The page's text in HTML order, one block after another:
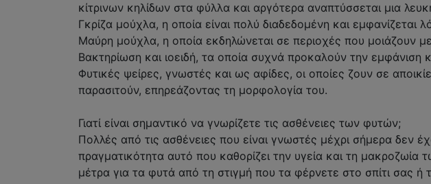
κίτρινων κηλίδων στα φύλλα και αργότερα αναπτύσσεται μια
Γκρίζα μούχλα, η οποία είναι πολύ διαδεδομένη και εμφανίζεται
Μαύρη μούχλα, η οποία εκδηλώνεται σε περιοχές που μοιάζουν
Βακτηρίωση και ιοειδή, τα οποία συχνά προκαλούν την
Φυτικές ψείρες, γνωστές και ως αφίδες, οι οποίες ζουν σε
παρασιτούν, επηρεάζοντας τη μορφολογία του.
Γιατί είναι σημαντικό να γνωρίζετε τις ασθένειες των φυτών;
Πολλές από τις ασθένειες που είναι γνωστές μέχρι σήμερα δεν
πραγματικότητα αυτό που καθορίζει την υγεία και τη
μέτρα για τα φυτά από τη στιγμή που τα φέρνετε στο σπίτι σας ή